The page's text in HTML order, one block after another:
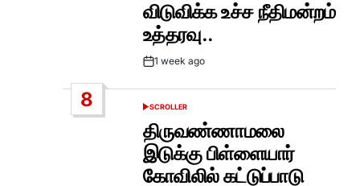
விடுவிக்க உச்ச நீதிமன்றம்
உத்தரவு..
Post1 week ago
8
POSTED
SCROLLER
திருவண்ணாமலை
இடுக்கு பிள்ளையார்
கோவிலில் கட்டுப்பாடு